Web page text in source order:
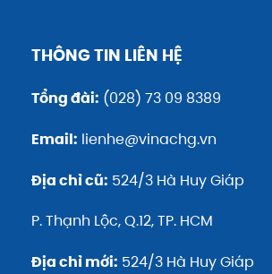
THÔNG TIN LIÊN HỆ
Tổng đài: (028) 73 09 8389
Email: lienhe@vinachg.vn
Địa chỉ cũ: 524/3 Hà Huy Giáp
P. Thạnh Lộc, Q.12, TP. HCM
Địa chỉ mới: 524/3 Hà Huy Giáp